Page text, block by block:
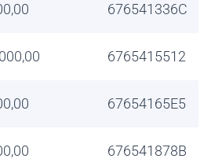
676541336C
6765415512
67654165E5
676541878B